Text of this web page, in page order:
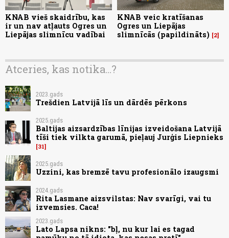
KNAB vieš skaidrību, kas
ir un nav atļauts Ogres un
Liepājas slimnīcu vadībai
KNAB veic kratīšanas
Ogres un Liepājas
slimnīcās (papildināts)
2
Atceries, kas notika...?
2023.gads
Trešdien Latvijā līs un dārdēs pērkons
2025.gads
Baltijas aizsardzības līnijas izveidošana Latvijā
tīši tiek vilkta garumā, pieļauj Jurģis Liepnieks
31
2025.gads
Uzzini, kas bremzē tavu profesionālo izaugsmi
2024.gads
Rita Lasmane aizsvilstas: Nav svarīgi, vai tu
izvemsies. Caca!
2023.gads
Lato Lapsa nikns: "bļ, nu kur lai es tagad